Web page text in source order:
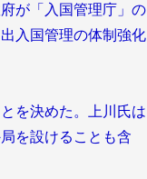
が「入国管理庁」の
入国管理の体制強化
を決めた。上川氏は
を設けることも含